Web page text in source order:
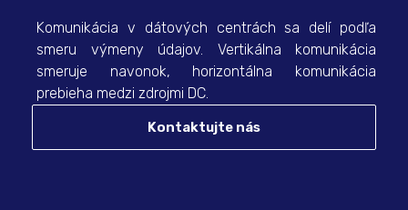
Komunikácia v dátových centrách sa delí podľa
smeru výmeny údajov. Vertikálna komunikácia
smeruje navonok, horizontálna komunikácia
prebieha medzi zdrojmi DC.
Kontaktujte nás